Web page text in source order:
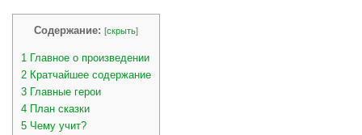
Содержание: [скрыть]
1
Главное о произведении
2 Кратчайшее содержание
3 Главные герои
4 План сказки
5 Чему учит?